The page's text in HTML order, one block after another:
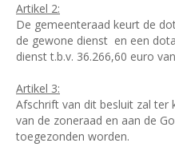
Artikel 2:
De gemeenteraad keurt de
de gewone dienst en een
dienst t.b.v. 36.266,60 euro
Artikel 3:
Afschrift van dit besluit zal ter
van de zoneraad en aan de
toegezonden worden.